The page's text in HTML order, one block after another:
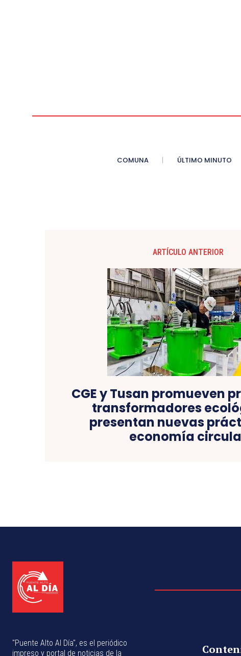
COMUNA ÚLTIMO MINUTO
ARTÍCULO ANTERIOR
CGE y Tusan promueven
transformadores
presentan nuevas
economía
"Puente Alto Al Día", es el periódico
impreso y portal de noticias de la